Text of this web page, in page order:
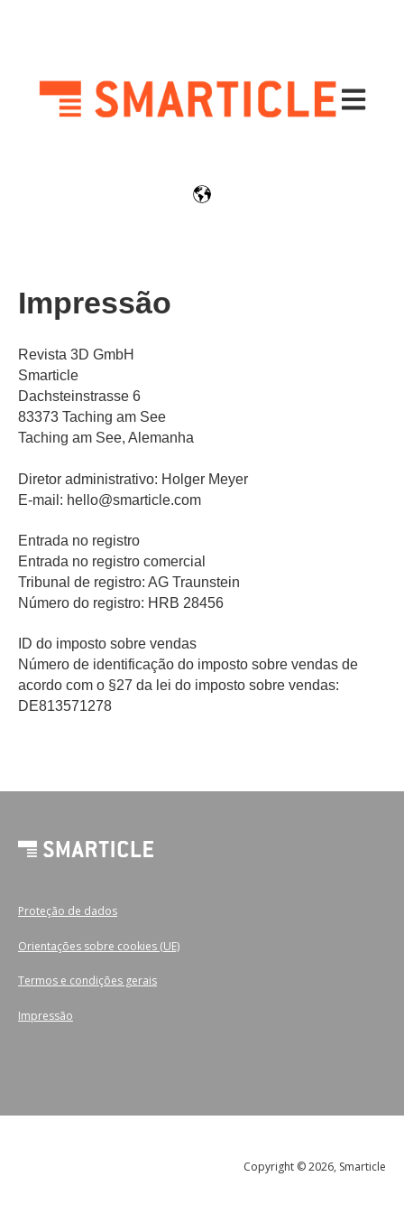
Abrir
Impressão
Revista 3D GmbH
Smarticle
Dachsteinstrasse 6
83373 Taching am See
Taching am See, Alemanha
Diretor administrativo: Holger Meyer
E-mail: hello@smarticle.com
Entrada no registro
Entrada no registro comercial
Tribunal de registro: AG Traunstein
Número do registro: HRB 28456
ID do imposto sobre vendas
Número de identificação do imposto sobre vendas de
acordo com o §27 da lei do imposto sobre vendas:
DE813571278
Proteção de dados
Orientações sobre cookies (UE)
Termos e condições gerais
Impressão
Copyright © 2026, Smarticle